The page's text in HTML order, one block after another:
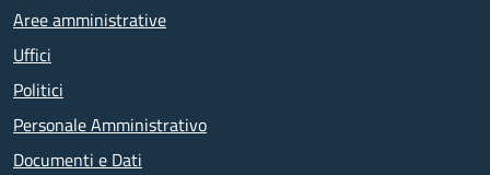
Aree amministrative
Uffici
Politici
Personale Amministrativo
Documenti e Dati